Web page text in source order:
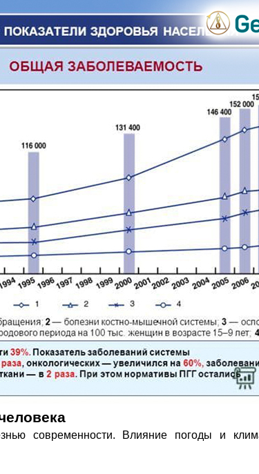
современности. Влияние погоды и